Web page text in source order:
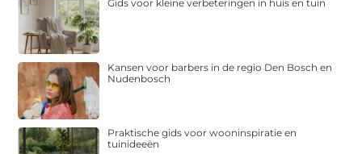
Gids voor kleine verbeteringen in huis en tuin
Kansen voor barbers in de regio Den Bosch en
Nudenbosch
Praktische gids voor wooninspiratie en
tuinideeën